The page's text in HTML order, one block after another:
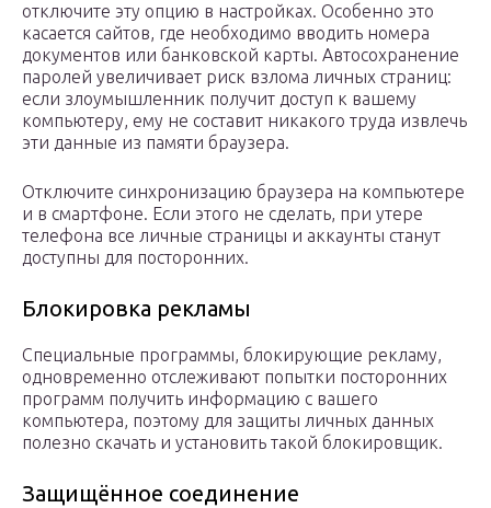
отключите эту опцию в настройках. Особенно это
касается сайтов, где необходимо вводить номера
документов или банковской карты. Автосохранение
паролей увеличивает риск взлома личных страниц:
если злоумышленник получит доступ к вашему
компьютеру, ему не составит никакого труда извлечь
эти данные из памяти браузера.
Отключите синхронизацию браузера на компьютере
и в смартфоне. Если этого не сделать, при утере
телефона все личные страницы и аккаунты станут
доступны для посторонних.
Блокировка рекламы
Специальные программы, блокирующие рекламу,
одновременно отслеживают попытки посторонних
программ получить информацию с вашего
компьютера, поэтому для защиты личных данных
полезно скачать и установить такой блокировщик.
Защищённое соединение